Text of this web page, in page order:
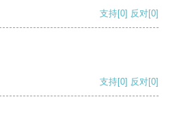
支持[0] 反对[0]
支持[0] 反对[0]